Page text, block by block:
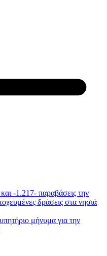
-1.217- παραβάσεις την
δράσεις στα νησιά
μήνυμα για την